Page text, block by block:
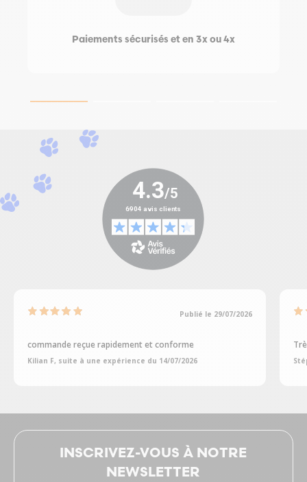
Paiements sécurisés et en 3x ou 4x
Publié le 29/07/2026
commande reçue rapidement et conforme
Kilian F, suite à une expérience du 14/07/2026
INSCRIVEZ-VOUS À NOTRE
NEWSLETTER